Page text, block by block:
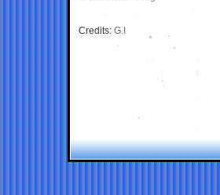
Credits: G.I